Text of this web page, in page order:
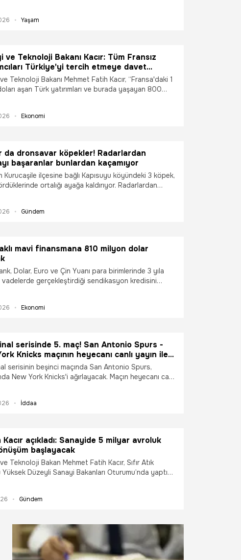
Yaşam
ve Teknoloji Bakanı Kacır: Tüm Fransız
Türkiye'yi tercih etmeye davet
Teknoloji Bakanı Mehmet Fatih Kacır, “Fransa'daki 1
aşan Türk yatırımları ve burada yaşayan 800
Yatırım, üretim ve halklar arası bağlardaki
Bu nedenle, Türkiye'nin yeni nesil teknoloji
çekmeye yönelik stratejik aracı olan HIT-30 için
düzenlediğimiz ilk uluslararası resepsiyonun
Paris'te gerçekleştirilmesi bir tesadüf değildir.” dedi.
Ekonomi
da dronsavar köpekler! Radarlardan
başaranlar bunlardan kaçamıyor
Kurucaşile ilçesine bağlı Kapısuyu köyündeki 3 köpek,
ortalığı ayağa kaldırıyor. Radarlardan
Gündem
mavi finansmana 810 milyon dolar
Dolar, Euro ve Çin Yuanı para birimlerinde 3 yıla
vadelerde gerçekleştirdiği sendikasyon kredisini
Ekonomi
serisinde 5. maç! San Antonio Spurs -
Knicks maçının heyecanı canlı yayın ile
serisinin beşinci maçında San Antonio Spurs,
New York Knicks'i ağırlayacak. Maçın heyecanı canlı
İddaa
Kacır açıkladı: Sanayide 5 milyar avroluk
başlayacak
Teknoloji Bakan Mehmet Fatih Kacır, Sıfır Atık
Düzeyli Sanayi Bakanları Oturumu’nda yaptığı
milyon ton karbondioksit eşdeğeri sera gazı emisyon
Gündem